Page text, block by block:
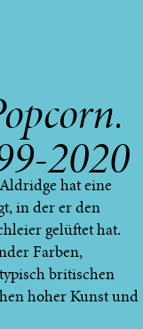
2020
hat eine
in der er den
gelüftet hat.
Farben,
britischen
hoher Kunst und